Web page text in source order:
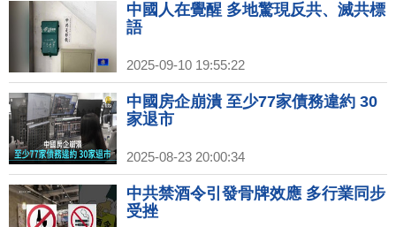
中國人在覺醒 多地驚現反共、滅共標
語
2025-09-10 19:55:22
中國房企崩潰 至少77家債務違約 30
家退市
2025-08-23 20:00:34
中共禁酒令引發骨牌效應 多行業同步
受挫